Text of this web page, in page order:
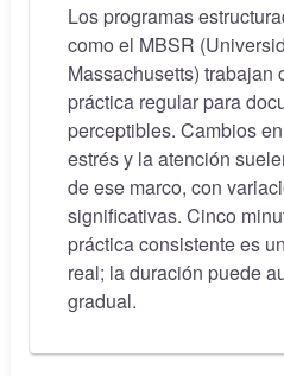
Los programas
como el MBSR
Massachusetts) trabajan
práctica regular para
perceptibles. Cambios
estrés y la atención
de ese marco, con
significativas. Cinco
práctica consistente es
real; la duración puede
gradual.